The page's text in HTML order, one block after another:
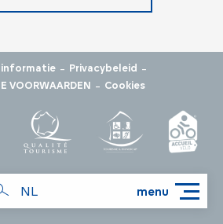
menu
op
NL
- Privacybeleid -
VOORWAARDEN - Cookies